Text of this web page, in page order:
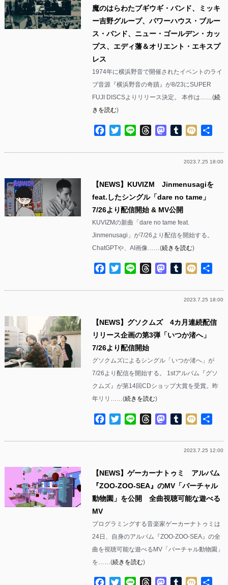
魔のはらわたブギウギ・バンド、ミッキ
ー吉野グループ、パワーハウス・ブルー
ス・バンド、ニュー・ゴールデン・カッ
プス、エディ藩＆オリエント・エキスプ
レス
1974年に横浜野音で開催されたイベントのライ
ブ音源『横浜野音の奇蹟』が8/23にSUPER
FUJI DISCSよりリリース決定。 本作は……(続
きを読む)
Facebook
TwitterLine ThreadsMastodon
Tumblr
Mixi
2023.7.25 18:00
【NEWS】KUVIZM Jinmenusagiを
feat.したシングル「dare no tame」
7/26より配信開始 & MV公開
KUVIZMの新曲「dare no tame feat.
Jinmenusagi」が7/26より配信を開始する。
ChatGPTや、AI画像……(続きを読む)
Facebook
TwitterLine ThreadsMastodon
Tumblr
Mixi
2023.7.25 18:00
【NEWS】グソクムズ 4カ月連続配信
リリース企画の第3弾「いつか渚へ」
7/26より配信開始
グソクムズによるシングル「いつか渚へ」が
7/26より配信を開始する。 1stアルバム『グソ
クムズ』が第14回CDショップ大賞を受賞。昨
年リリ……(続きを読む)
Facebook
TwitterLine ThreadsMastodon
Tumblr
Mixi
2023.7.25 12:00
【NEWS】ゲーカーナトゥミ アルバム
『ZOO-ZOO-SEA』のMV「バーチャル
動物園」を公開 全曲視聴可能な遊べる
MV
プログラミングする音楽家ゲーカーナトゥミは
24日、自身のアルバム『ZOO-ZOO-SEA』の全
曲を視聴可能な遊べるMV「バーチャル動物園」
を……(続きを読む)
Facebook
TwitterLine ThreadsMastodon
Tumblr
Mixi